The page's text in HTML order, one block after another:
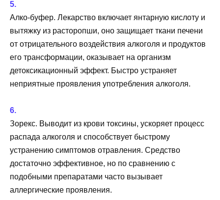
Алко-буфер. Лекарство включает янтарную кислоту и
вытяжку из расторопши, оно защищает ткани печени
от отрицательного воздействия алкоголя и продуктов
его трансформации, оказывает на организм
детоксикационный эффект. Быстро устраняет
неприятные проявления употребления алкоголя.
Зорекс. Выводит из крови токсины, ускоряет процесс
распада алкоголя и способствует быстрому
устранению симптомов отравления. Средство
достаточно эффективное, но по сравнению с
подобными препаратами часто вызывает
аллергические проявления.